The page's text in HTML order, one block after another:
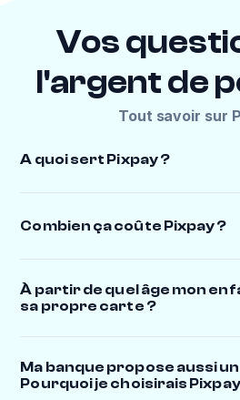
Vos
l'argent de
Tout savoir sur
A quoi sert Pixpay ?
Combien ça coûte Pixpay ?
À partir de quel âge mon
sa propre carte ?
Ma banque propose aussi
Pourquoi je choisirais